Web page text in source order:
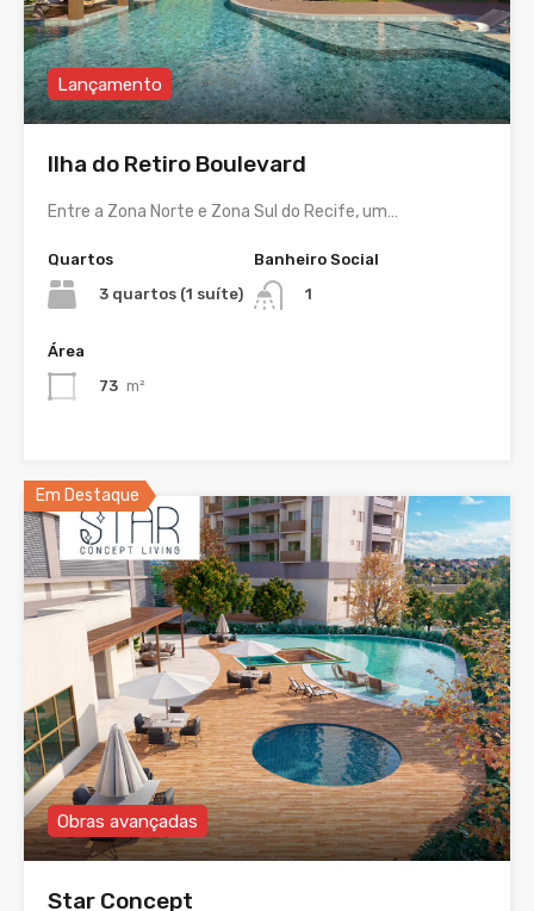
Lançamento
Ilha do Retiro Boulevard
Entre a Zona Norte e Zona Sul do Recife, um…
Quartos
3 quartos (1 suíte)
Banheiro Social
1
Área
73 m²
Em Destaque
Obras avançadas
Star Concept